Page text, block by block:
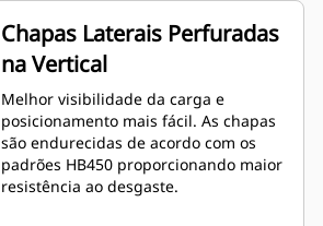
Chapas Laterais Perfuradas
na Vertical
Melhor visibilidade da carga e
posicionamento mais fácil. As chapas
são endurecidas de acordo com os
padrões HB450 proporcionando maior
resistência ao desgaste.